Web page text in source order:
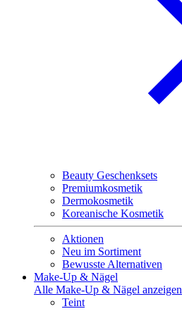
Beauty Geschenksets
Premiumkosmetik
Dermokosmetik
Koreanische Kosmetik
Aktionen
Neu im Sortiment
Bewusste Alternativen
Make-Up & Nägel
Alle Make-Up & Nägel anzeigen
Teint